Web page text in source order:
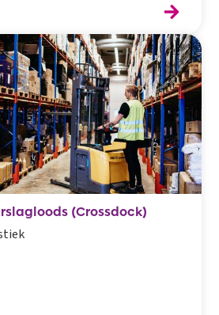
(Crossdock)